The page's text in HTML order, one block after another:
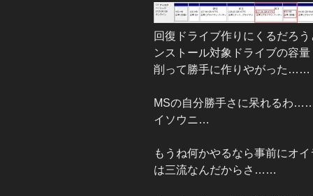
回復ドライブ作りにくるだろ
ンストール対象ドライブの容
削って勝手に作りやがった……
MSの自分勝手さに呆れるわ
イソウニ…
もうね何かやるなら事前にオ
は三流なんだからさ……